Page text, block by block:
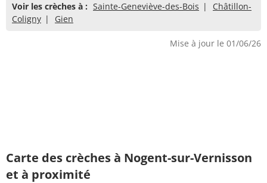
Voir les crèches à : Sainte-Geneviève-des-Bois
Châtillon-
Coligny
Gien
Mise à jour le 01/06/26
Carte des crèches à Nogent-sur-Vernisson
et à proximité